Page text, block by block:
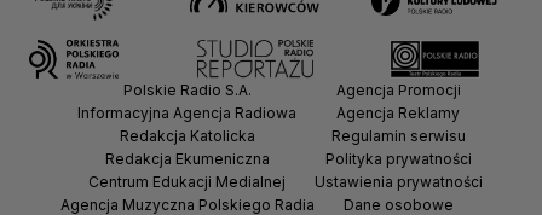
Polskie Radio S.A.
Informacyjna Agencja Radiowa
Redakcja Katolicka
Redakcja Ekumeniczna
Centrum Edukacji Medialnej
Agencja Muzyczna Polskiego Radia
Agencja Promocji
Agencja Reklamy
Regulamin serwisu
Polityka prywatności
Ustawienia prywatności
Dane osobowe